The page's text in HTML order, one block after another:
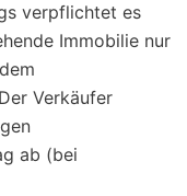
verpflichtet es
Immobilie nur
Verkäufer
ab (bei